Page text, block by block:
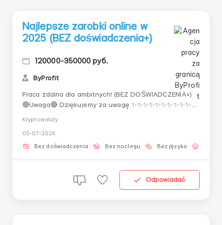
Najlepsze zarobki online w
2025 (BEZ doświadczenia+)
120000-350000 руб.
ByProfit
Praca zdalna dla ambitnych! (BEZ DOŚWIADCZENIA+)
🔴Uwaga🔴 Dziękujemy za uwagę ✨✨✨✨✨✨✨✨✨✨
ferrari, a potem wykupiłem fabrykę, no i w ogóle jestem
do przodu, a wy jesteście w tyle, ALE jest ...
Kryptowaluty
05-07-2026
Bez doświadczenia Bez noclegu Bez języka
Odpowiadać